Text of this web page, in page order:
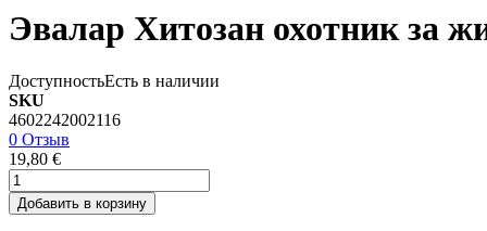
Эвалар Хитозан охотник за
ДоступностьЕсть в наличии
SKU
4602242002116
0 Отзыв
19,80 €
Добавить в корзину